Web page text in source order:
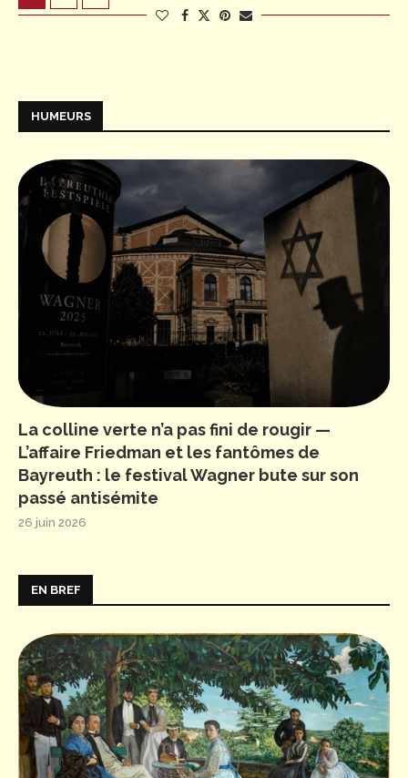
HUMEURS
La colline verte n’a pas fini de rougir —
L’affaire Friedman et les fantômes de
Bayreuth : le festival Wagner bute sur son
passé antisémite
26 juin 2026
EN BREF